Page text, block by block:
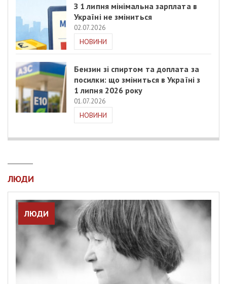
З 1 липня мінімальна зарплата в
Україні не зміниться
02.07.2026
НОВИНИ
Бензин зі спиртом та доплата за
посилки: що зміниться в Україні з
1 липня 2026 року
01.07.2026
НОВИНИ
ЛЮДИ
ЛЮДИ